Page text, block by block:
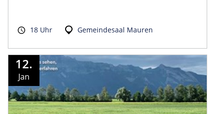
18 Uhr Gemeindesaal Mauren
12.
Jan